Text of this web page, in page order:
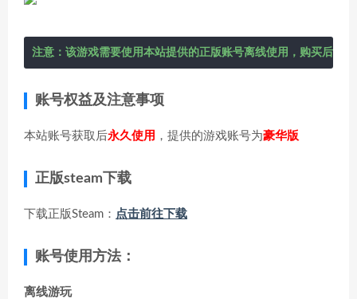
注意：该游戏需要使用本站提供的正版账号离线使用，购买后在
账号权益及注意事项
本站账号获取后永久使用 ，提供的游戏账号为豪华版
正版steam下载
下载正版Steam： 点击前往下载
账号使用方法：
离线游玩